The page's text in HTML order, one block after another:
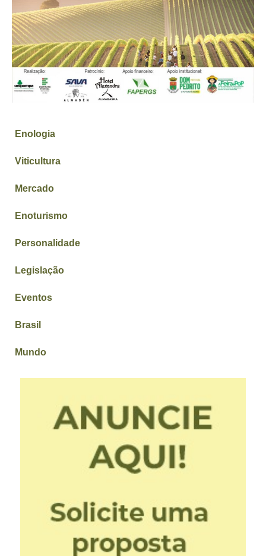
Enologia
Viticultura
Mercado
Enoturismo
Personalidade
Legislação
Eventos
Brasil
Mundo